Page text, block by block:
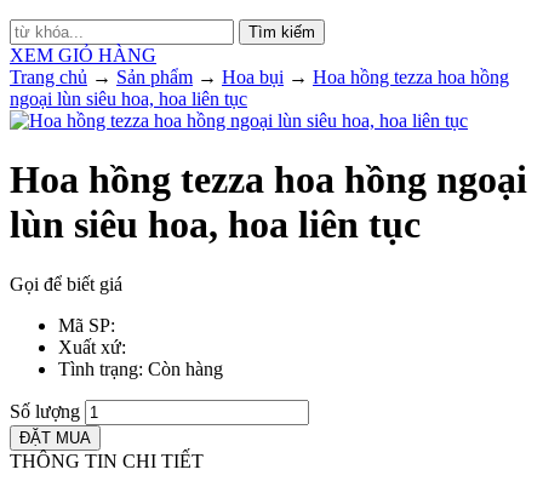
Tìm kiếm
XEM GIỎ HÀNG
Trang chủ → Sản phẩm → Hoa bụi → Hoa hồng tezza hoa hồng
ngoại lùn siêu hoa, hoa liên tục
Hoa hồng tezza hoa hồng ngoại
lùn siêu hoa, hoa liên tục
Gọi để biết giá
Mã SP:
Xuất xứ:
Tình trạng: Còn hàng
Số lượng
THÔNG TIN CHI TIẾT